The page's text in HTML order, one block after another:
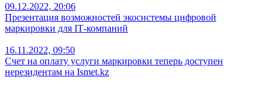
09.12.2022, 20:06
Презентация возможностей экосистемы цифровой
маркировки для IТ-компаний
16.11.2022, 09:50
Счет на оплату услуги маркировки теперь доступен
нерезидентам на Ismet.kz